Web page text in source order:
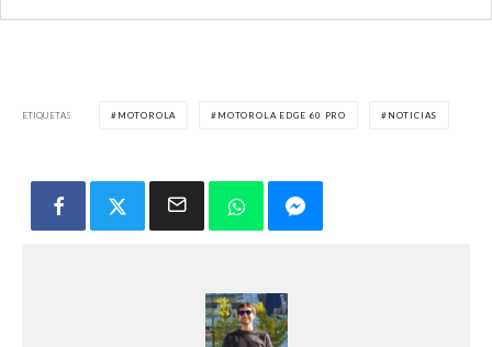
ETIQUETAS MOTOROLA MOTOROLA EDGE 60 PRO NOTICIAS